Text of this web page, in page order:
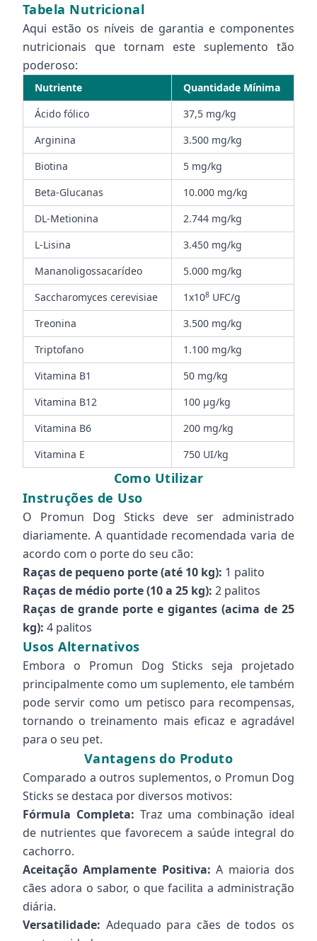
Tabela Nutricional
Aqui estão os níveis de garantia e componentes
nutricionais que tornam este suplemento tão
poderoso:
Nutriente
Quantidade Mínima
Ácido fólico
37,5 mg/kg
Arginina
3.500 mg/kg
Biotina
5 mg/kg
Beta-Glucanas
10.000 mg/kg
DL-Metionina
2.744 mg/kg
L-Lisina
3.450 mg/kg
Mananoligossacarídeo
5.000 mg/kg
Saccharomyces cerevisiae
1x108 UFC/g
Treonina
3.500 mg/kg
Triptofano
1.100 mg/kg
Vitamina B1
50 mg/kg
Vitamina B12
100 µg/kg
Vitamina B6
200 mg/kg
Vitamina E
750 UI/kg
Como Utilizar
Instruções de Uso
O Promun Dog Sticks deve ser administrado
diariamente. A quantidade recomendada varia de
acordo com o porte do seu cão:
Raças de pequeno porte (até 10 kg): 1 palito
Raças de médio porte (10 a 25 kg): 2 palitos
Raças de grande porte e gigantes (acima de 25
kg): 4 palitos
Usos Alternativos
Embora o Promun Dog Sticks seja projetado
principalmente como um suplemento, ele também
pode servir como um petisco para recompensas,
tornando o treinamento mais eficaz e agradável
para o seu pet.
Vantagens do Produto
Comparado a outros suplementos, o Promun Dog
Sticks se destaca por diversos motivos:
Fórmula Completa: Traz uma combinação ideal
de nutrientes que favorecem a saúde integral do
cachorro.
Aceitação Amplamente Positiva: A maioria dos
cães adora o sabor, o que facilita a administração
diária.
Versatilidade: Adequado para cães de todos os